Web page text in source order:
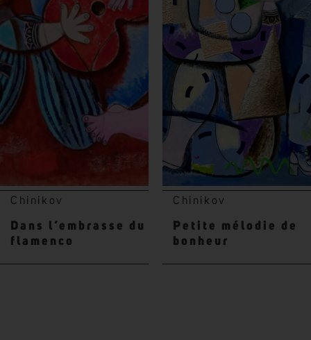
Chinikov
Dans l’embrasse du
flamenco
Chinikov
Petite mélodie de
bonheur